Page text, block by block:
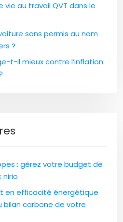
vie au travail QVT dans le
sans permis au nom
?
t-il mieux contre l’inflation
: gérez votre budget de
nirio
en efficacité énergétique
bilan carbone de votre